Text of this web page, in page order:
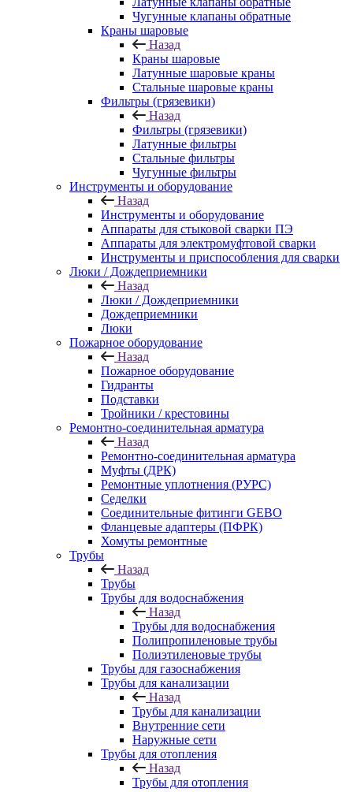
Чугунные клапаны обратные
Краны шаровые
Назад
Краны шаровые
Латунные шаровые краны
Стальные шаровые краны
Фильтры (грязевики)
Назад
Фильтры (грязевики)
Латунные фильтры
Стальные фильтры
Чугунные фильтры
Инструменты и оборудование
Назад
Инструменты и оборудование
Аппараты для стыковой сварки ПЭ
Аппараты для электромуфтовой сварки
Инструменты и приспособления для сварки
Люки / Дождеприемники
Назад
Люки / Дождеприемники
Дождеприемники
Люки
Пожарное оборудование
Назад
Пожарное оборудование
Гидранты
Подставки
Тройники / крестовины
Ремонтно-соединительная арматура
Назад
Ремонтно-соединительная арматура
Муфты (ДРК)
Ремонтные уплотнения (РУРС)
Седелки
Соединительные фитинги GEBO
Фланцевые адаптеры (ПФРК)
Хомуты ремонтные
Трубы
Назад
Трубы
Трубы для водоснабжения
Назад
Трубы для водоснабжения
Полипропиленовые трубы
Полиэтиленовые трубы
Трубы для газоснабжения
Трубы для канализации
Назад
Трубы для канализации
Внутренние сети
Наружные сети
Трубы для отопления
Назад
Трубы для отопления